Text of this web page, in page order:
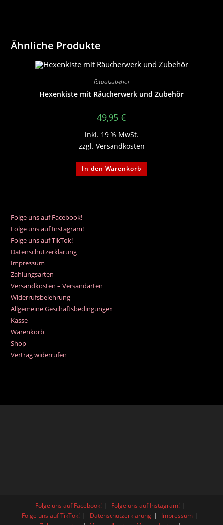
Ähnliche Produkte
Ritualzubehör
Hexenkiste mit Räucherwerk und Zubehör
49,95 €
inkl. 19 % MwSt.
zzgl. Versandkosten
In den Warenkorb
Folge uns auf Facebook!
Folge uns auf Instagram!
Folge uns auf TikTok!
Datenschutzerklärung
Impressum
Zahlungsarten
Versandkosten – Versandarten
Widerrufsbelehrung
Allgemeine Geschäftsbedingungen
Kasse
Warenkorb
Shop
Vertrag widerrufen
Folge uns auf Facebook!
Folge uns auf Instagram!
Folge uns auf TikTok!
Datenschutzerklärung
Impressum